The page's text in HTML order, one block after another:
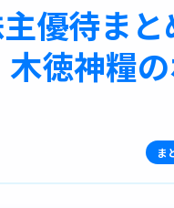
優待まと
徳神糧
ま